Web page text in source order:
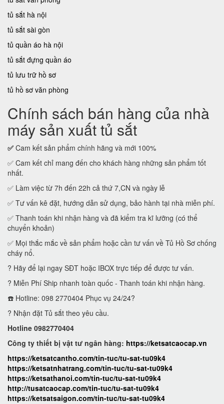
tủ sắt hà nội
tủ sắt sài gòn
tủ quần áo hà nội
tủ sắt đựng quần áo
tủ lưu trữ hồ sơ
tủ hồ sơ văn phòng
Chính sách bán hàng của nhà
máy sản xuất tủ sắt
✅ Cam kết sản phẩm chính hãng và mới 100%
✅ Cam kết chỉ mang đến cho khách hàng những sản phẩm tốt
nhất.
✅ Làm việc từ 7h đến 22h cả thứ 7,CN và ngày lễ
✅ Tư vấn kê đặt, hướng dẫn sử dụng, bảo hành tại nhà miễn phí.
✅ Thanh toán khi nhận hàng và đã kiểm tra kĩ lưỡng (có thể
chuyển khoản)
✅ Mọi thắc mắc về sản phẩm hoặc cần tư vấn về Tủ Hồ Sơ chống
cháy nổ.
? Hãy để lại ngay SĐT hoặc IBOX trực tiếp để được tư vấn.
? Miễn Phí Ship nhanh toàn quốc - Thanh toán khi nhận hàng.
☎️ Hotline: 098 2770404 Phục vụ 24/24?
? Nhận đặt Tủ sắt theo yêu cầu.
Hotline 0982770404
Công ty thiết bị vật tư ngân hàng: https://ketsatcaocap.vn
https://ketsatcantho.com/tin-tuc/tu-sat-tu09k4
https://ketsatnhatrang.com/tin-tuc/tu-sat-tu09k4
https://ketsathanoi.com/tin-tuc/tu-sat-tu09k4
http://tusatcaocap.com/tin-tuc/tu-sat-tu09k4
https://ketsatsaigon.com/tin-tuc/tu-sat-tu09k4